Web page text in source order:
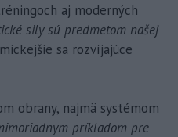
aj moderných
sily sú predmetom našej
sa rozvíjajúce
obrany, najmä systémom
príkladom pre